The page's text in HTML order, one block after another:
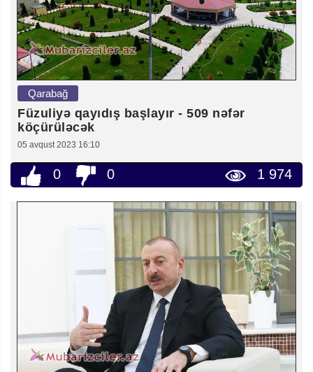
Qarabağ
Füzuliyə qayıdış başlayır - 509 nəfər
köçürüləcək
05 avqust 2023 16:10
0 0 1 974